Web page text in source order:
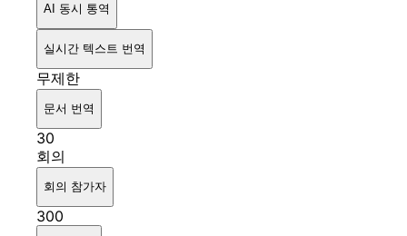
AI 동시 통역
실시간 텍스트 번역
무제한
문서 번역
30
회의
회의 참가자
300